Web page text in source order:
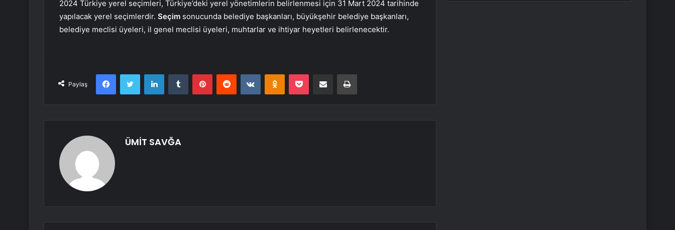
2024 Türkiye yerel seçimleri, Türkiye’deki yerel yönetimlerin belirlenmesi için 31 Mart 2024 tarihinde
yapılacak yerel seçimlerdir. Seçim sonucunda belediye başkanları, büyükşehir belediye başkanları,
belediye meclisi üyeleri, il genel meclisi üyeleri, muhtarlar ve ihtiyar heyetleri belirlenecektir.
Paylaş
FacebookTwitter LinkedInTumblr PinterestReddit VKontakteOdnoklassniki
Pocket E-Posta ile paylaş Yazdır
ÜMİT SAVĞA